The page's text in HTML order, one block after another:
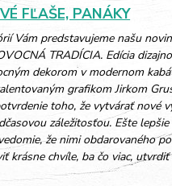
FĽAŠE, PANÁKY
Vám predstavujeme našu
TRADÍCIA. Edícia
dekorom v modernom
grafikom Jirkom
toho, že vytvárať nové
záležitosťou. Ešte
že nimi obdarovaného
krásne chvíle, ba čo viac,